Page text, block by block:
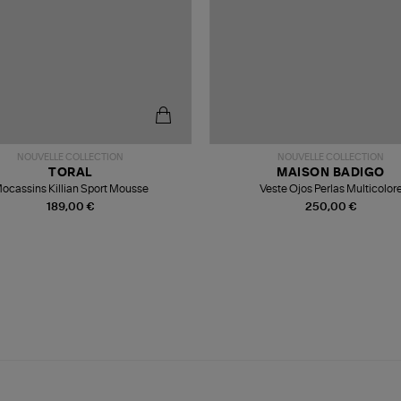
NOUVELLE COLLECTION
189,00 €
TORAL
Killian Sport Mousse
NOUVELLE COLLECTION
250,00 €
MAISON BADIGO
Veste Ojos Perlas